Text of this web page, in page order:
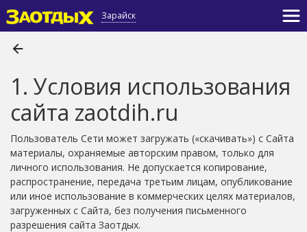
Зарайск
1. Условия использования
сайта zaotdih.ru
Пользователь Сети может загружать («скачивать») с Сайта
материалы, охраняемые авторским правом, только для
личного использования. Не допускается копирование,
распространение, передача третьим лицам, опубликование
или иное использование в коммерческих целях материалов,
загруженных с Сайта, без получения письменного
разрешения сайта Заотдых.